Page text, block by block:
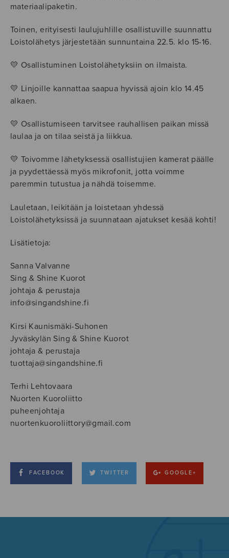
materiaalipaketin.
Toinen, erityisesti laulujuhlille osallistuville suunnattu
Loistolähetys järjestetään sunnuntaina 22.5. klo 15-16.
💛 Osallistuminen Loistolähetyksiin on ilmaista.
💛 Linjoille kannattaa saapua hyvissä ajoin klo 14.45
alkaen.
💛 Osallistumiseen tarvitsee rauhallisen paikan missä
laulaa ja on tilaa seistä ja liikkua.
💛 Toivomme lähetyksessä osallistujien kamerat päälle
ja pyydettäessä myös mikrofonit, jotta voimme
paremmin tutustua ja nähdä toisemme.
Lauletaan, leikitään ja loistetaan yhdessä
Loistolähetyksissä ja suunnataan ajatukset kesää kohti!
Lisätietoja:
Sanna Valvanne
Sing & Shine Kuorot
johtaja & perustaja
info@singandshine.fi
Kirsi Kaunismäki-Suhonen
Jyväskylän Sing & Shine Kuorot
johtaja & perustaja
tuottaja@singandshine.fi
Terhi Lehtovaara
Nuorten Kuoroliitto
puheenjohtaja
nuortenkuoroliittory@gmail.com
FACEBOOK TWITTER GOOGLE+